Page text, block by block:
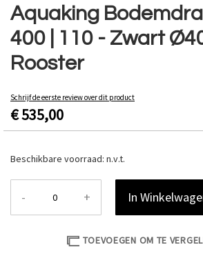
Aquaking
400 | 110 - Zwart
Rooster
Schrijf de eerste review over dit product
€ 535,00
Beschikbare voorraad: n.v.t.
- + In
TOEVOEGEN OM TE
naar
het
begin
van
de